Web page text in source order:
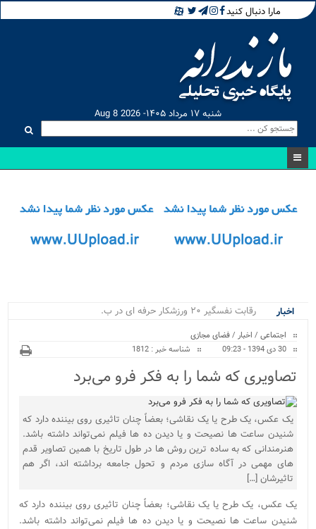
مارا دنبال کنید
شنبه ۱۷ مرداد ۱۴۰۵- Aug 8 2026
اخبار
رقابت نفسگیر ۲۰ ورزشکار حرفه ای در باشگاه .
اجتماعی / اخبار /فضای مجازی
30 دی 1394 - 09:23
شناسه خبر : 1812
تصاویری که شما را به فکر فرو می‌برد
یک عکس، یک طرح یا یک نقاشی؛ بعضاً چنان تاثیری روی بیننده دارد که
شنیدن ساعت ها نصیحت و یا دیدن ده ها فیلم نمی‌تواند داشته باشد.
هنرمندانی که به ساده ترین روش ها در طول تاریخ با همین تصاویر قدم
های مهمی در آگاه سازی مردم و تحول جامعه برداشته اند، اگر هم
تاثیرشان […]
یک عکس، یک طرح یا یک نقاشی؛ بعضاً چنان تاثیری روی بیننده دارد که
شنیدن ساعت ها نصیحت و یا دیدن ده ها فیلم نمی‌تواند داشته باشد.